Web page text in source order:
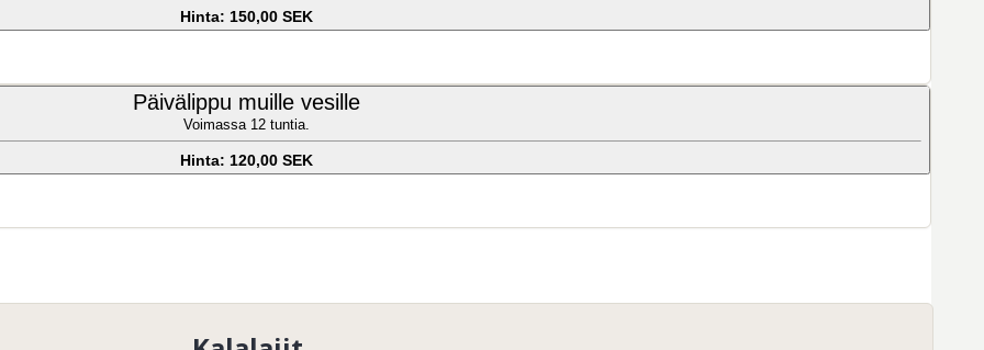
Hinta: 150,00 SEK
Päivälippu muille vesille
Voimassa 12 tuntia.
Hinta: 120,00 SEK